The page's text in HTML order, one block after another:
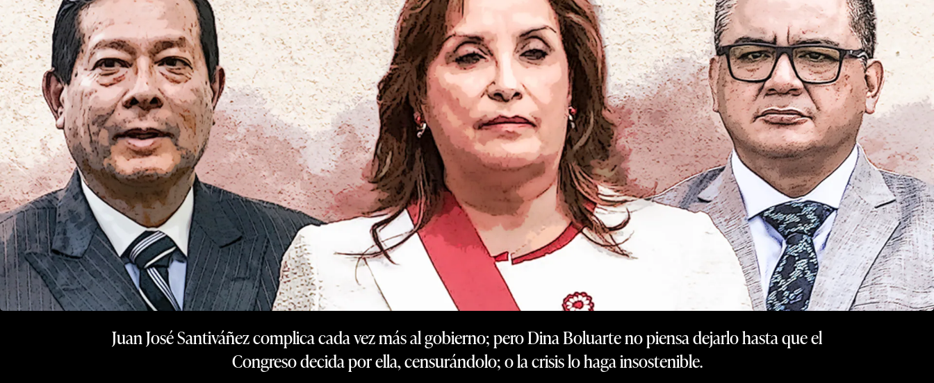
Juan José Santiváñez complica cada vez más al gobierno; pero Dina Boluarte no piensa dejarlo hasta que el
Congreso decida por ella, censurándolo; o la crisis lo haga insostenible.